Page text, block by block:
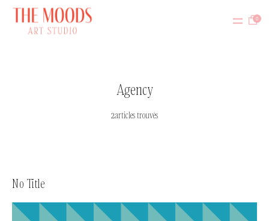
0
Agency
2articles trouvés
No Title